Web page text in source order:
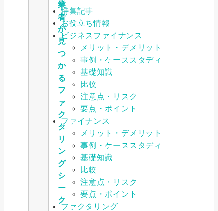
業
者
が
見
つ
か
る
フ
ァ
ク
タ
リ
ン
グ
シ
ー
ク
特集記事
お役立ち情報
ビジネスファイナンス
メリット・デメリット
事例・ケーススタディ
基礎知識
比較
注意点・リスク
要点・ポイント
ファイナンス
メリット・デメリット
事例・ケーススタディ
基礎知識
比較
注意点・リスク
要点・ポイント
ファクタリング